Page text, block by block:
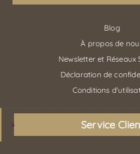
Blog
À propos de
Newsletter et Réseaux
Déclaration de
Conditions
Service